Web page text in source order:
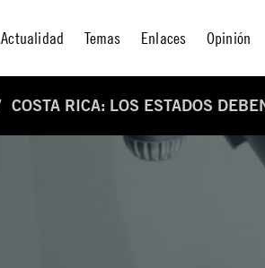
Actualidad Temas Enlaces Opinión
COSTA RICA: LOS ESTADOS